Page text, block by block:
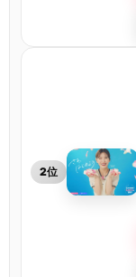
2位